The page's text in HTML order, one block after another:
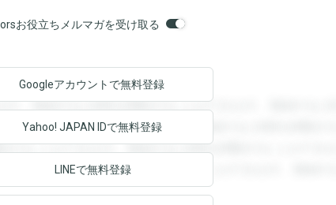
お役立ちメルマガを受け取る
す。登録すると回答を閲覧することができます。登録すると回
と回答を閲覧することができます。登録すると回答を閲覧する
することができます。登録すると回答を閲覧することができま
きます。登録すると回答を閲覧することができます。登録する
Googleアカウントで無料登録
Yahoo! JAPAN IDで無料登録
LINEで無料登録